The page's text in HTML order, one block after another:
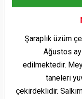
Şaraplık üzüm
Ağustos
edilmektedir.
taneleri
çekirdeklidir.